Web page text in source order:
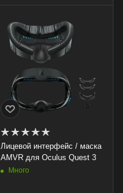
Лицевой интерфейс / маска
AMVR для Oculus Quest 3
Много